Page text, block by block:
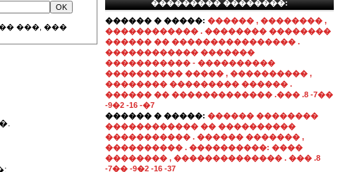
���, ���
��������� ��������:
������ � �����: ������ , �������� ,
������������ . �������� ��������
������ �� ���������������� .
������������ �������
����������� - ����������
���������� ����� , ���������� ,
�������� ��������� ������ .
������ �� ������������� .��� .8 -7��
-9�2 -16 -�7
������ � �����: ������ ��������
������������ �� ����������
����������� . ������ ������� ,
���������� . ����������: ����
�������� , �������������� . ��� .8
-7�� -9�2 -16 -37